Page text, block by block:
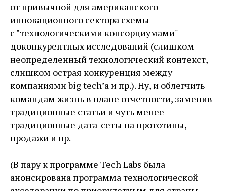
от привычной для американского
инновационного сектора схемы
с "технологическими консорциумами"
доконкурентных исследований (слишком
неопределенный технологический контекст,
слишком острая конкуренция между
компаниями big tech’а и пр.). Ну, и облегчить
командам жизнь в плане отчетности, заменив
традиционные статьи и чуть менее
традиционные дата-сеты на прототипы,
продажи и пр.
(В пару к программе Tech Labs была
анонсирована программа технологической